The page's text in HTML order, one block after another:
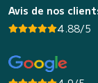
Avis de nos
4.88/5